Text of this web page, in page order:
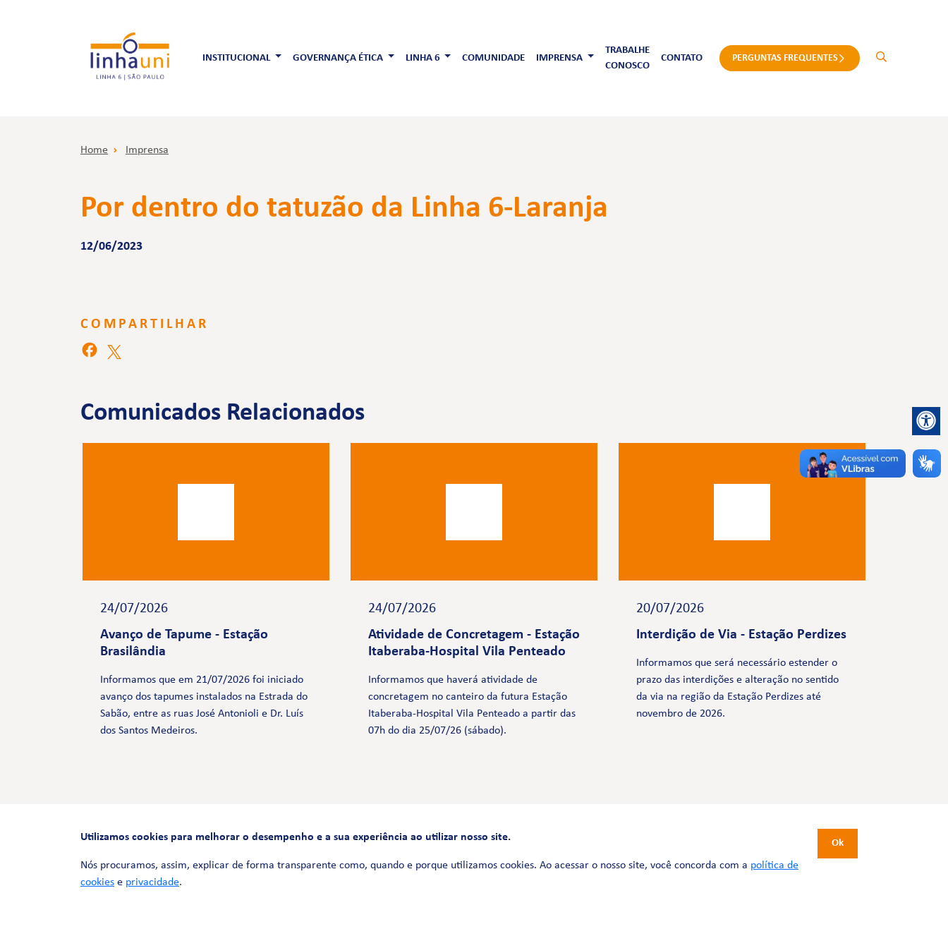
INSTITUCIONAL GOVERNANÇA ÉTICA LINHA 6 COMUNIDADE IMPRENSA
TRABALHE
CONOSCO
CONTATO PERGUNTAS FREQUENTES
Home Imprensa
Por dentro do tatuzão da Linha 6-Laranja
12/06/2023
COMPARTILHAR
Comunicados Relacionados
24/07/2026
Avanço de Tapume - Estação
Brasilândia
Informamos que em 21/07/2026 foi iniciado
avanço dos tapumes instalados na Estrada do
Sabão, entre as ruas José Antonioli e Dr. Luís
dos Santos Medeiros.
24/07/2026
Atividade de Concretagem - Estação
Itaberaba-Hospital Vila Penteado
Informamos que haverá atividade de
concretagem no canteiro da futura Estação
Itaberaba-Hospital Vila Penteado a partir das
07h do dia 25/07/26 (sábado).
20/07/2026
Interdição de Via - Estação Perdizes
Informamos que será necessário estender o
prazo das interdições e alteração no sentido
da via na região da Estação Perdizes até
novembro de 2026.
FALE CONOSCO
0800 580 3172
Utilizamos cookies para melhorar o desempenho e a sua experiência ao utilizar nosso site.
Nós procuramos, assim, explicar de forma transparente como, quando e porque utilizamos cookies. Ao acessar o nosso site, você concorda com a política de
cookies e privacidade.
Ok